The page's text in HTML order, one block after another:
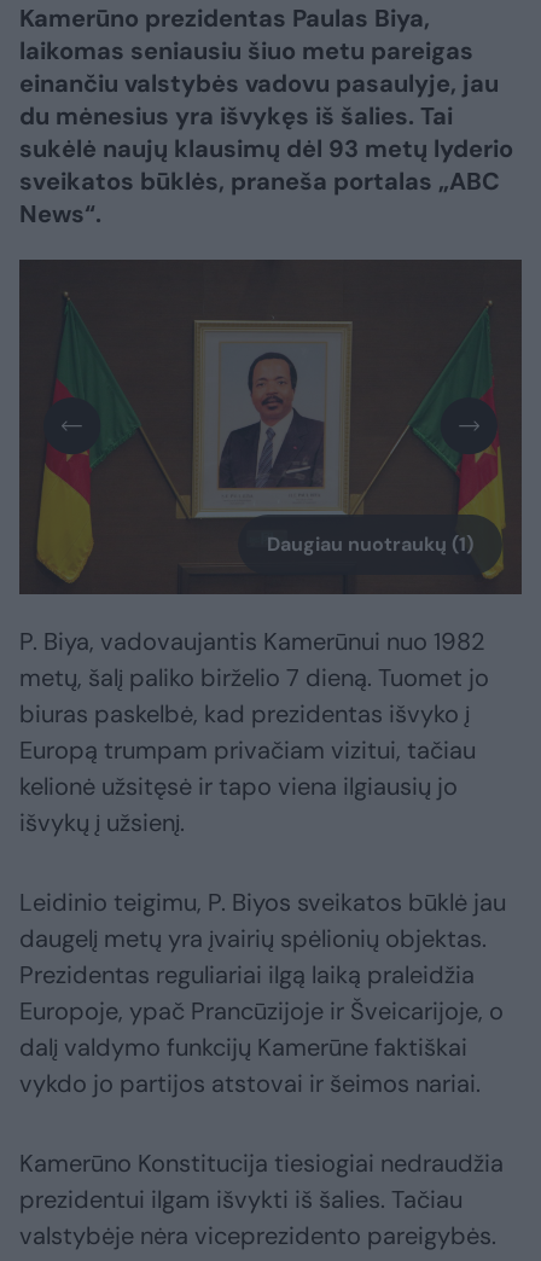
Kamerūno prezidentas Paulas Biya,
laikomas seniausiu šiuo metu pareigas
einančiu valstybės vadovu pasaulyje, jau
du mėnesius yra išvykęs iš šalies. Tai
sukėlė naujų klausimų dėl 93 metų lyderio
sveikatos būklės, praneša portalas „ABC
News“.
Daugiau nuotraukų (1)
P. Biya, vadovaujantis Kamerūnui nuo 1982
metų, šalį paliko birželio 7 dieną. Tuomet jo
biuras paskelbė, kad prezidentas išvyko į
Europą trumpam privačiam vizitui, tačiau
kelionė užsitęsė ir tapo viena ilgiausių jo
išvykų į užsienį.
Leidinio teigimu, P. Biyos sveikatos būklė jau
daugelį metų yra įvairių spėlionių objektas.
Prezidentas reguliariai ilgą laiką praleidžia
Europoje, ypač Prancūzijoje ir Šveicarijoje, o
dalį valdymo funkcijų Kamerūne faktiškai
vykdo jo partijos atstovai ir šeimos nariai.
Kamerūno Konstitucija tiesiogiai nedraudžia
prezidentui ilgam išvykti iš šalies. Tačiau
valstybėje nėra viceprezidento pareigybės.